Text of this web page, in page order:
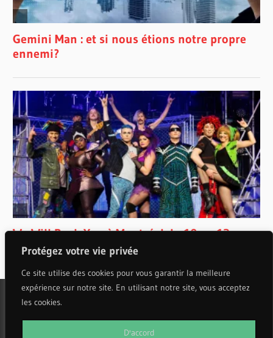
Protégez votre vie privée
Ce site utilise des cookies pour vous garantir la meilleure
expérience sur notre site. En utilisant notre site, vous acceptez
les cookies.
D'accord
WordPress Theme: Wellington by ThemeZee.